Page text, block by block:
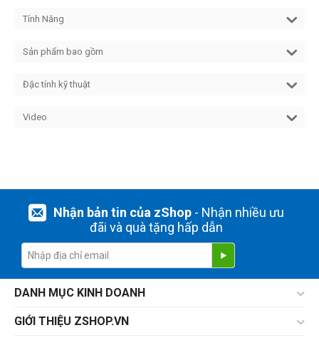
Tính Năng
Sản phẩm bao gồm
Đặc tính kỹ thuật
Video
Nhận bản tin của zShop- Nhận nhiều ưu
đãi và quà tặng hấp dẫn
DANH MỤC KINH DOANH
GIỚI THIỆU ZSHOP.VN